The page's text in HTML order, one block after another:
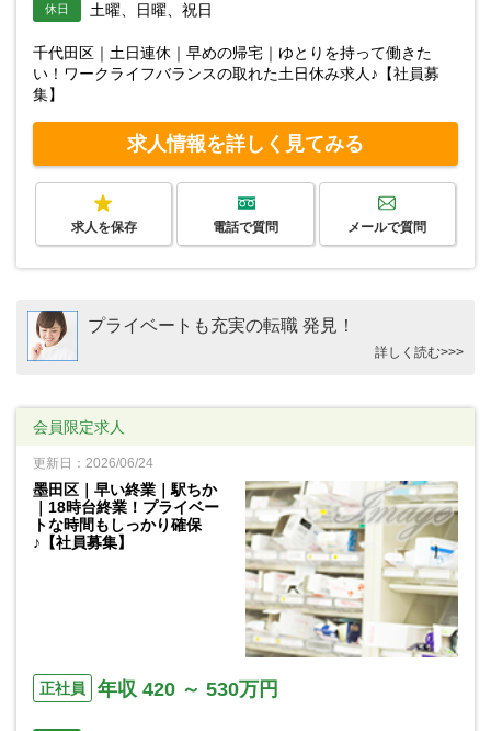
休日 土曜、日曜、祝日
千代田区｜土日連休｜早めの帰宅｜ゆとりを持って働きた
い！ワークライフバランスの取れた土日休み求人♪【社員募
集】
求人情報を詳しく見てみる
求人を保存 電話で質問 メールで質問
プライベートも充実の転職 発見！
詳しく読む>>>
会員限定求人
更新日：2026/06/24
墨田区｜早い終業｜駅ちか
｜18時台終業！プライベー
トな時間もしっかり確保
♪【社員募集】
正社員 年収 420 ～ 530万円